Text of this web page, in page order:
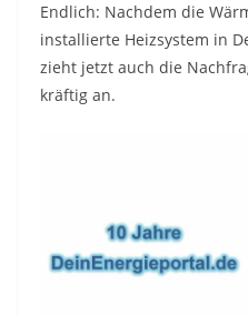
Endlich: Nachdem die
installierte Heizsystem in
zieht jetzt auch die
kräftig an.